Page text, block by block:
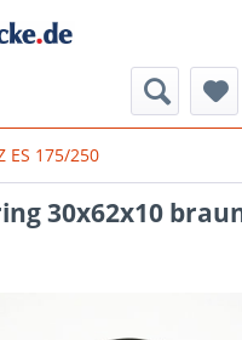
ES 175/250
30x62x10